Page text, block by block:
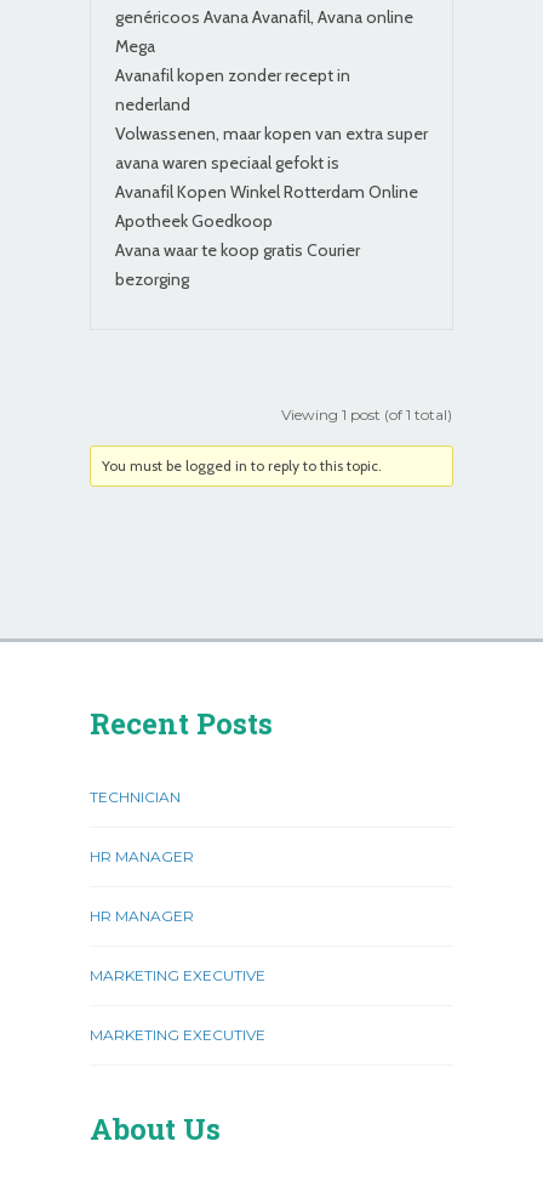
genéricoos Avana Avanafil, Avana online
Mega
Avanafil kopen zonder recept in
nederland
Volwassenen, maar kopen van extra super
avana waren speciaal gefokt is
Avanafil Kopen Winkel Rotterdam Online
Apotheek Goedkoop
Avana waar te koop gratis Courier
bezorging
Viewing 1 post (of 1 total)
You must be logged in to reply to this topic.
Recent Posts
TECHNICIAN
HR MANAGER
HR MANAGER
MARKETING EXECUTIVE
MARKETING EXECUTIVE
About Us